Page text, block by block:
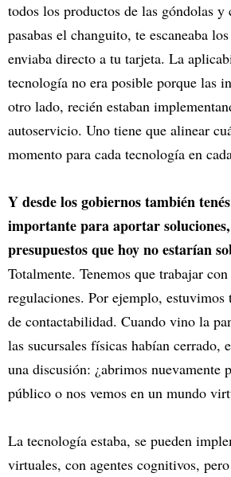
todos los productos de las góndolas y
pasabas el changuito, te escaneaba
enviaba directo a tu tarjeta. La
tecnología no era posible porque las
otro lado, recién estaban
autoservicio. Uno tiene que alinear
momento para cada tecnología en
Y desde los gobiernos también
importante para aportar
presupuestos que hoy no estarían
Totalmente. Tenemos que trabajar
regulaciones. Por ejemplo, estuvimos
de contactabilidad. Cuando vino la
las sucursales físicas habían cerrado,
una discusión: ¿abrimos nuevamente
público o nos vemos en un mundo
La tecnología estaba, se pueden
virtuales, con agentes cognitivos,